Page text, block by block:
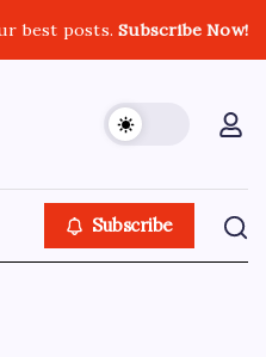
best posts.Subscribe Now!
Subscribe